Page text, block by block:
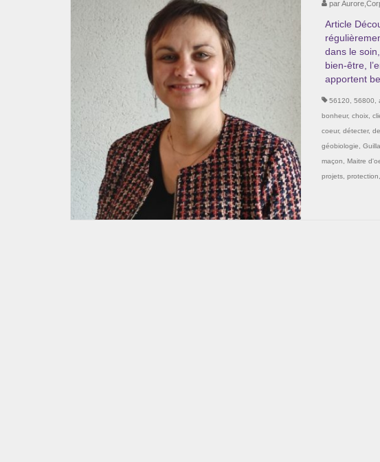
par
Article
dans le
bien-être,
apportent
56120 56800
bonheur, choix,
coeur, détecter,
géobiologie
maçon
Maitre
projets, protection